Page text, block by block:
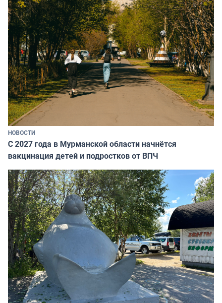
НОВОСТИ
С 2027 года в Мурманской области начнётся
вакцинация детей и подростков от ВПЧ